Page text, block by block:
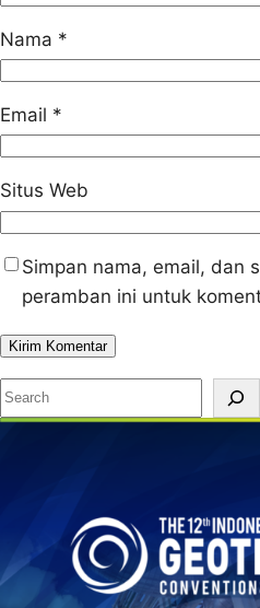
Nama *
Email *
Situs Web
Simpan nama, email, dan
peramban ini untuk
S
e